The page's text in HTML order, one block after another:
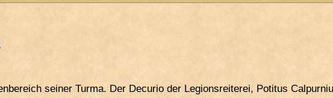
seiner Turma. Der Decurio der Legionsreiterei, Potitus